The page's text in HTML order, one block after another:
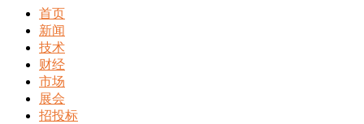
首页
新闻
技术
财经
市场
展会
招投标